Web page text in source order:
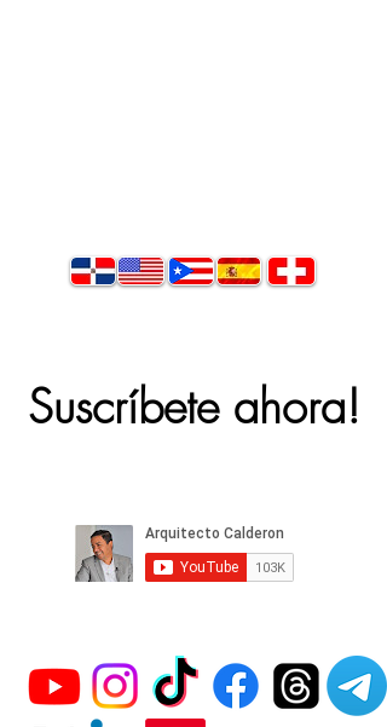
Suscríbete ahora!